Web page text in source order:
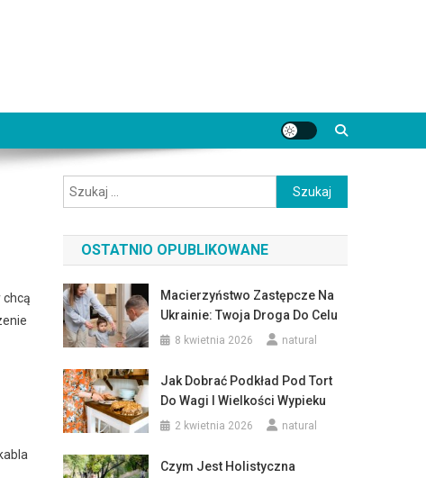
Szukaj:
OSTATNIO OPUBLIKOWANE
Macierzyństwo Zastępcze Na
Ukrainie: Twoja Droga Do Celu
8 kwietnia 2026 natural
Jak Dobrać Podkład Pod Tort
Do Wagi I Wielkości Wypieku
2 kwietnia 2026 natural
Czym Jest Holistyczna